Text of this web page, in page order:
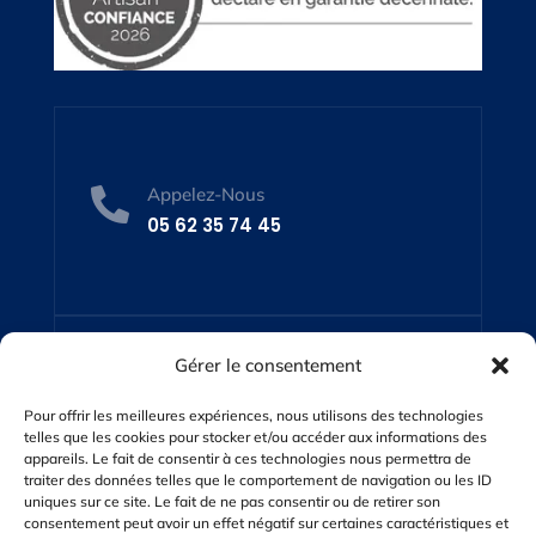
Gérer le consentement
Pour offrir les meilleures expériences, nous utilisons des technologies
telles que les cookies pour stocker et/ou accéder aux informations des
appareils. Le fait de consentir à ces technologies nous permettra de
traiter des données telles que le comportement de navigation ou les ID
uniques sur ce site. Le fait de ne pas consentir ou de retirer son
consentement peut avoir un effet négatif sur certaines caractéristiques et
 Appelez-Nous
05 62 35 74 45

sarl-p.l.h@wanadoo.fr